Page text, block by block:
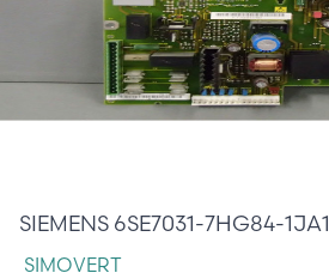
SIEMENS 6SE7031-7HG84-1JA1
SIMOVERT